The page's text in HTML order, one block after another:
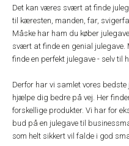
Det kan væres svært at finde
til kæresten, manden, far,
Måske har ham du køber
svært at finde en genial
finde en perfekt julegave - selv til
Derfor har vi samlet vores
hjælpe dig bedre på vej. Her
forskellige produkter. Vi har for
bud på en julegave til
som helt sikkert vil falde i god